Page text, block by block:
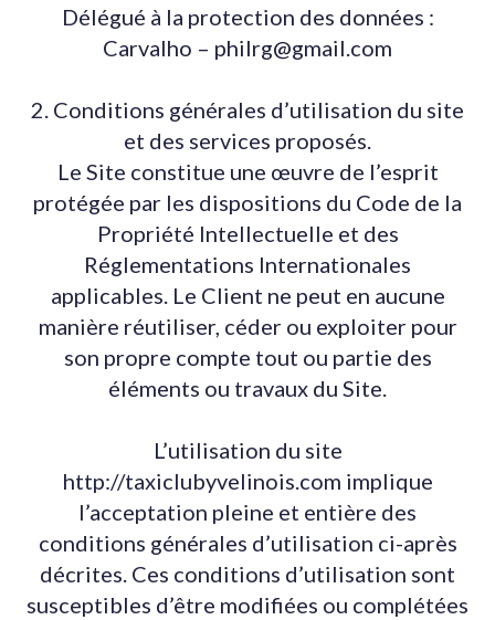
Délégué à la protection des données :
Carvalho – philrg@gmail.com
2. Conditions générales d’utilisation du site
et des services proposés.
Le Site constitue une œuvre de l’esprit
protégée par les dispositions du Code de la
Propriété Intellectuelle et des
Réglementations Internationales
applicables. Le Client ne peut en aucune
manière réutiliser, céder ou exploiter pour
son propre compte tout ou partie des
éléments ou travaux du Site.
L’utilisation du site
http://taxiclubyvelinois.com implique
l’acceptation pleine et entière des
conditions générales d’utilisation ci-après
décrites. Ces conditions d’utilisation sont
susceptibles d’être modifiées ou complétées